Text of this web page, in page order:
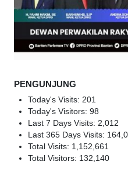
PENGUNJUNG
Today's Visits: 201
Today's Visitors: 98
Last 7 Days Visits: 2,012
Last 365 Days Visits:
Total Visits: 1,152,661
Total Visitors: 132,140